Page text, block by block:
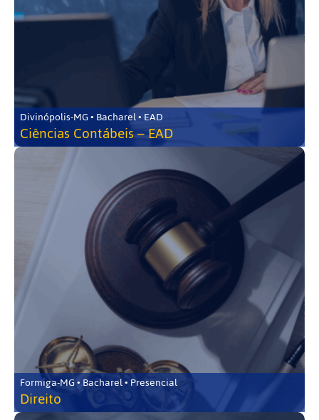
Divinópolis-MG • Bacharel • EAD
Ciências Contábeis – EAD
Formiga-MG • Bacharel • Presencial
Direito